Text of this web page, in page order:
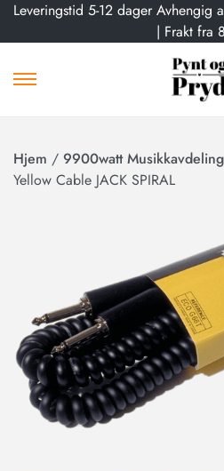
Leveringstid 5-12 dager Avhengig
| Frakt fra
Hjem / 9900watt Musikkavdeling
Yellow Cable JACK SPIRAL